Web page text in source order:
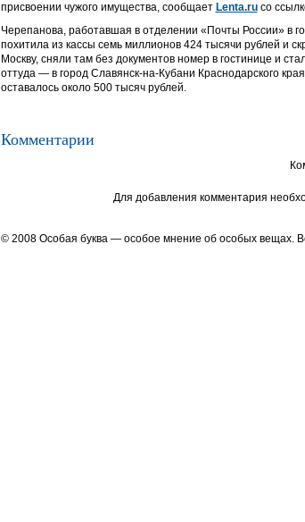
присвоении чужого имущества, сообщает Lenta.ruсо
Черепанова, работавшая в отделении «Почты России» в
похитила из кассы семь миллионов 424 тысячи рублей и
Москву, сняли там без документов номер в гостинице и
оттуда — в город Славянск-на-Кубани Краснодарского
оставалось около 500 тысяч рублей.
Комментарии
Для добавления комментария
© 2008 Особая буква — особое мнение об особых вещах.